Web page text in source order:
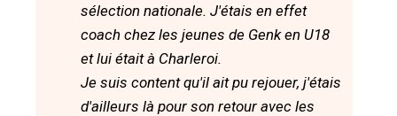
sélection nationale. J'étais en effet
coach chez les jeunes de Genk en U18
et lui était à Charleroi.
Je suis content qu'il ait pu rejouer, j'étais
d'ailleurs là pour son retour avec les